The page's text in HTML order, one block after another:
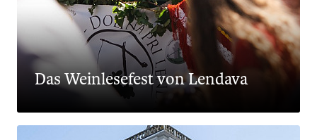
Das Weinlesefest von Lendava